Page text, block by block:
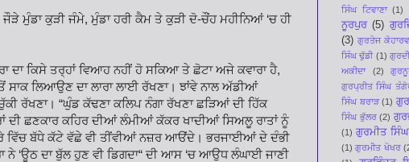
ਮੁੰਡਾ ਕੁੜੀ ਜੰਮੇ, ਮੁੰਡਾ ਹਰੀ ਕੈਮ ਤੇ ਕੁੜੀ ਦੋ-ਚੌਂਹ ਮਹੀਨਿਆਂ ‘ਚ ਹੀ
ਦਾ ਕਿਸੇ ਤਰ੍ਹਾਂ ਵਿਆਹ ਨਹੀਂ ਹੋ ਸਕਿਆ ਤੇ ਛੋਟਾ ਅਜੇ ਕਵਾਰਾ ਹੈ,
ਲਿਆਉਣ ਦਾ ਲਾਰਾ ਲਾਈ ਰੱਖਣਾ। ਝਾਂਵੇ ਨਾਲ ਅੱਡੀਆਂ
ਰੱਖਣਾ। “ਘੁੰਡ ਕੱਢਣਾ ਕਲਿਪ ਨੰਗਾ ਰੱਖਣਾ ਛੜਿਆਂ ਦੀ ਹਿੱਕ
ਛਣਕਾਰ ਕਹਿਰ ਦੀਆਂ ਲੰਮੀਆਂ ਕੱਕਰ ਖਾਦੀਆਂ ਸਿਅਲੂ ਰਾਤਾਂ ਨੂੰ
ਵਿੱਚ ਬੱਧੇ ਕੱਟੇ ਵੱਛੇ ਵੀ ਤੀਂਵੀਆਂ ਨਜ਼ਰ ਆੳਂਦੇ। ਭਰਜਾਈਆਂ ਦੇ ਦੰਭੀ
‘ਊਠ ਦਾ ਬੁੱਲ ਹੁਣ ਵੀ ਡਿਗਦਾ“ ਦੀ ਆਸ ‘ਚ ਆਉਧ ਲੰਘਾਈ ਜਾਣੀ
ਸਿੰਘ ਟਿਵਾਣਾ (1)
ਨੂਰਪੁਰ (5)
(3) ਗੁਰਤੇਜ
ਸਿੰਘ ਢੁੱਡੀ (1)
ਅਕੀਦਾ
(2)
ਗੁਰਪ੍ਰੀਤ ਸਿੰਘ
ਸਿੰਘ ਬਰਾੜ (1)
ਸਿੰਘ ਭੁੱਲਰ (2)
(1) ਗੁਰਮੀਤ
(1) ਗੁਰਮੀਤ ਖੋਖਰ